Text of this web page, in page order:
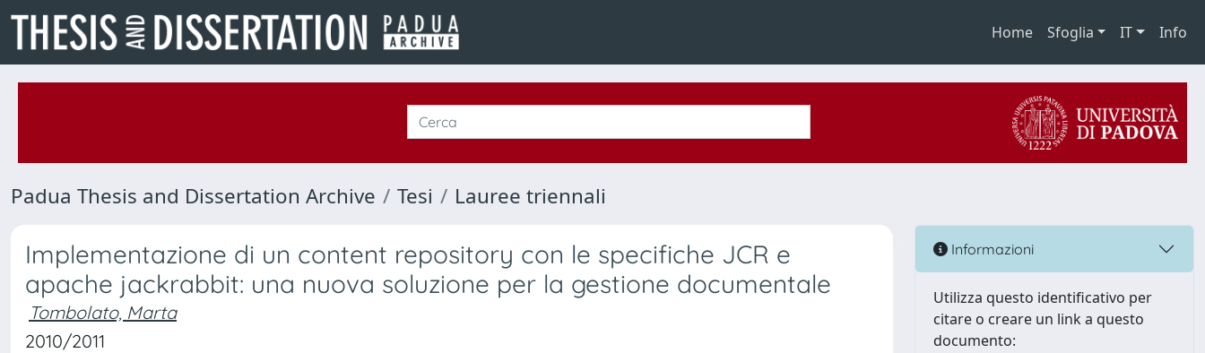
Home Sfoglia IT Info
Padua Thesis and Dissertation Archive Tesi Lauree triennali
Implementazione di un content repository con le specifiche JCR e
apache jackrabbit: una nuova soluzione per la gestione documentale
Tombolato, Marta
2010/2011
Informazioni
Utilizza questo identificativo per
citare o creare un link a questo
documento: